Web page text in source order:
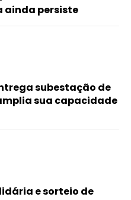
ainda persiste
subestação de
sua capacidade
e sorteio de